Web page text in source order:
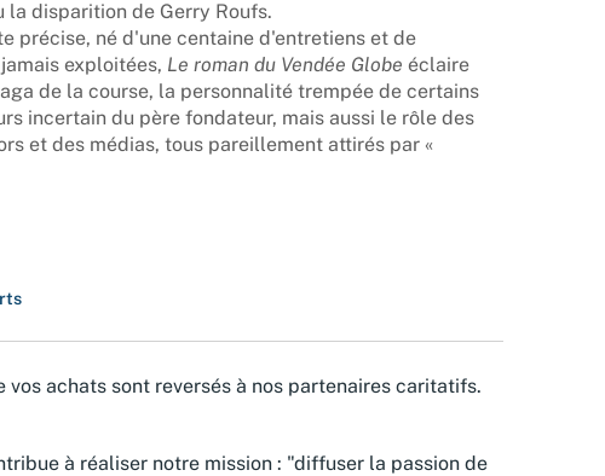
la disparition de Gerry Roufs.
précise, né d'une centaine d'entretiens et de
exploitées, Le roman du Vendée Globe éclaire
de la course, la personnalité trempée de certains
incertain du père fondateur, mais aussi le rôle des
et des médias, tous pareillement attirés par «
vos achats sont reversés à nos partenaires caritatifs.
à réaliser notre mission : "diffuser la passion de